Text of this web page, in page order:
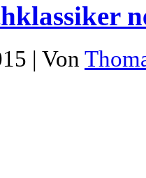
| Von